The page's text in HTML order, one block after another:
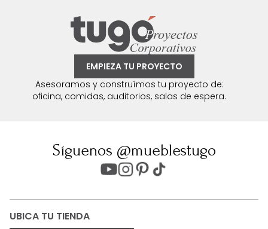
EMPIEZA TU PROYECTO
Asesoramos y construímos tu proyecto de:
oficina, comidas, auditorios, salas de espera.
Síguenos @mueblestugo
UBICA TU TIENDA